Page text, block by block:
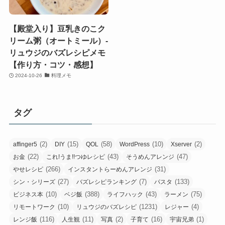
【殿堂入り】豆乳きのこク
リーム粥（オートミール）-
リュウジのバズレシピメモ
【作り方・コツ・感想】
2024-10-26 料理メモ
タグ
affinger5 (2) DIY (15) QOL (58) WordPress (10) Xserver (2)
お金 (22) これ!うま!!つゆレシピ (43) そうめんアレンジ (47)
やせレシピ (266) インスタントらーめんアレンジ (31)
シン・シリーズ (27) バズレシピランキング (7) パスタ (133)
ビジネス本 (10) ベジ飯 (388) ライフハック (43) ラーメン (75)
リモートワーク (10) リュウジのバズレシピ (1231) レジャー (4)
レンジ飯 (116) 人生観 (11) 写真 (2) 子育て (16) 宇宙兄弟 (1)